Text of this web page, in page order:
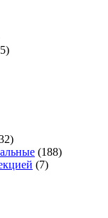
(188)
(7)